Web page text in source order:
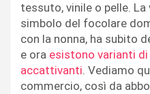
tessuto, vinile o pelle.
simbolo del focolare
con la nonna, ha subito
e ora esistono varianti
accattivanti. Vediamo
commercio, così da